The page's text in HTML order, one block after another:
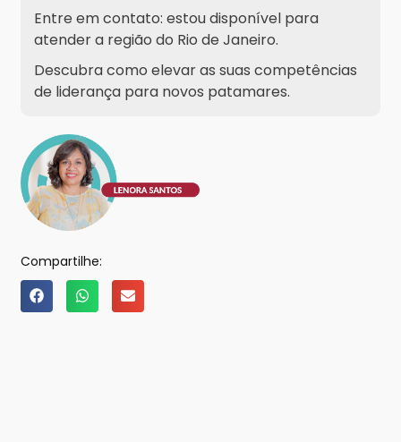
Entre em contato: estou disponível para
atender a região do Rio de Janeiro.
Descubra como elevar as suas competências
de liderança para novos patamares.